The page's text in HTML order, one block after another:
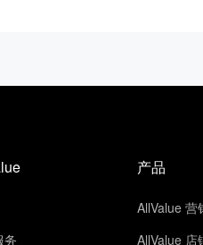
务
产品
AllValue 营
AllValue 店